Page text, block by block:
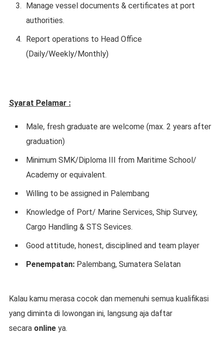
Manage vessel documents & certificates at port
authorities.
Report operations to Head Office
(Daily/Weekly/Monthly)
Syarat Pelamar :
Male, fresh graduate are welcome (max. 2 years after
graduation)
Minimum SMK/Diploma III from Maritime School/
Academy or equivalent.
Willing to be assigned in Palembang
Knowledge of Port/ Marine Services, Ship Survey,
Cargo Handling & STS Sevices.
Good attitude, honest, disciplined and team player
Penempatan: Palembang, Sumatera Selatan
Kalau kamu merasa cocok dan memenuhi semua kualifikasi
yang diminta di lowongan ini, langsung aja daftar
secara online ya.